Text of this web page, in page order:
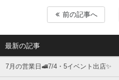
前の記事へ
最新の記事
7月の営業日🚅7/4・5イベント出店✨